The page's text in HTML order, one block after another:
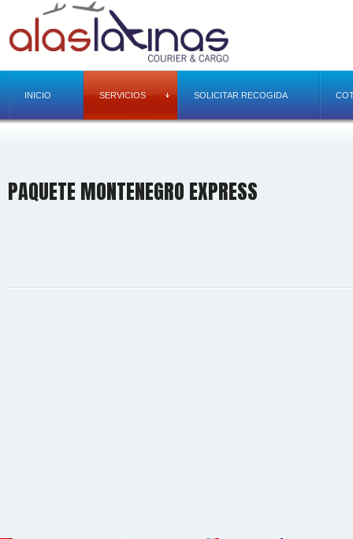
INICIO SERVICIOS SOLICITAR RECOGIDA
PAQUETE MONTENEGRO EXPRESS